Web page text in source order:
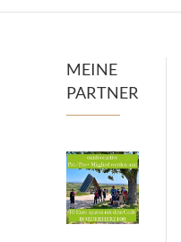
MEINE
PARTNER